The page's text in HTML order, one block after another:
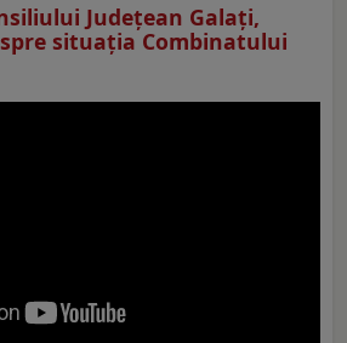
Judeţean Galaţi,
situaţia Combinatului